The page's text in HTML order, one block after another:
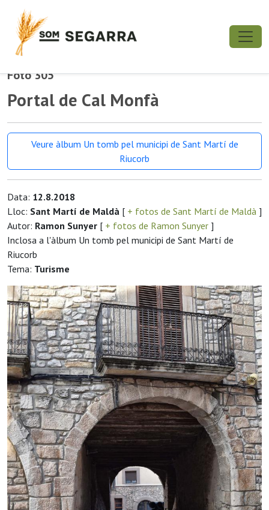
Foto 305
Portal de Cal Monfà
Veure àlbum Un tomb pel municipi de Sant Martí de
Riucorb
Data: 12.8.2018
Lloc: Sant Martí de Maldà [ + fotos de Sant Martí de Maldà ]
Autor: Ramon Sunyer [ + fotos de Ramon Sunyer ]
Inclosa a l'àlbum Un tomb pel municipi de Sant Martí de
Riucorb
Tema: Turisme